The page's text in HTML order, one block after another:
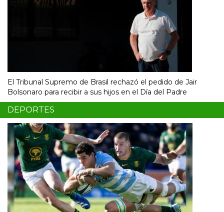
El Tribunal Supremo de Brasil rechazó el pedido de Jair
Bolsonaro para recibir a sus hijos en el Día del Padre
DEPORTES